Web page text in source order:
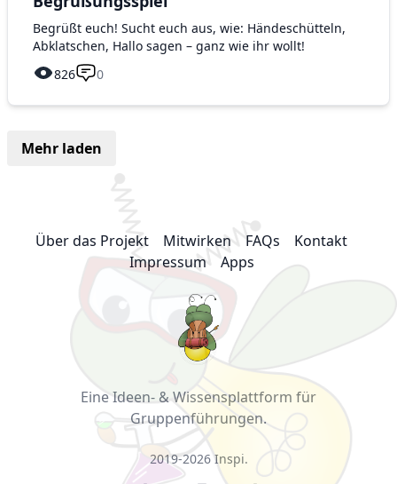
Begrüßt euch! Sucht euch aus, wie: Händeschütteln,
Abklatschen, Hallo sagen – ganz wie ihr wollt!
826
0
Mehr laden
Über das Projekt Mitwirken FAQs
Kontakt
Impressum
Apps
Eine Ideen- & Wissensplattform für
Gruppenführungen.
2019-2026 Inspi.